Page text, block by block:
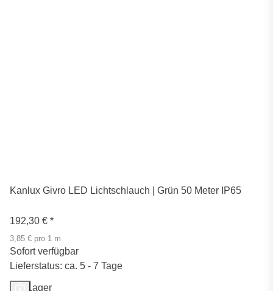
Kanlux Givro LED Lichtschlauch | Grün 50 Meter IP65
192,30 € *
3,85 € pro 1 m
Sofort verfügbar
Lieferstatus: ca. 5 - 7 Tage
Auf Lager